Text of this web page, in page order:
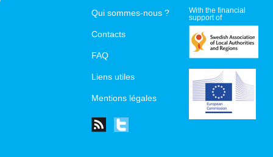
Qui sommes-nous ?
Contacts
FAQ
Liens utiles
Mentions légales
With the financial
support of